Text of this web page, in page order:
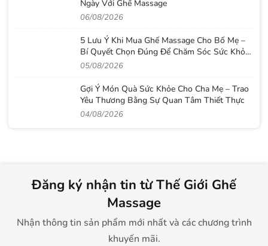
Ngày Với Ghế Massage
06/08/2026
5 Lưu Ý Khi Mua Ghế Massage Cho Bố Mẹ –
Bí Quyết Chọn Đúng Để Chăm Sóc Sức Khỏe
Lâu Dài
05/08/2026
Gợi Ý Món Quà Sức Khỏe Cho Cha Mẹ – Trao
Yêu Thương Bằng Sự Quan Tâm Thiết Thực
04/08/2026
Đăng ký nhận tin từ Thế Giới Ghế
Massage
Nhận thông tin sản phẩm mới nhất và các chương trình
khuyến mãi.